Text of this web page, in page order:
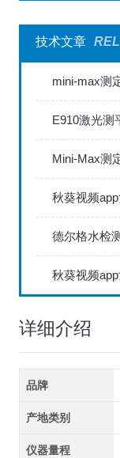
技术文章
mini-max测
E910激光测
详细介绍
品牌
产地类别
仪器量程